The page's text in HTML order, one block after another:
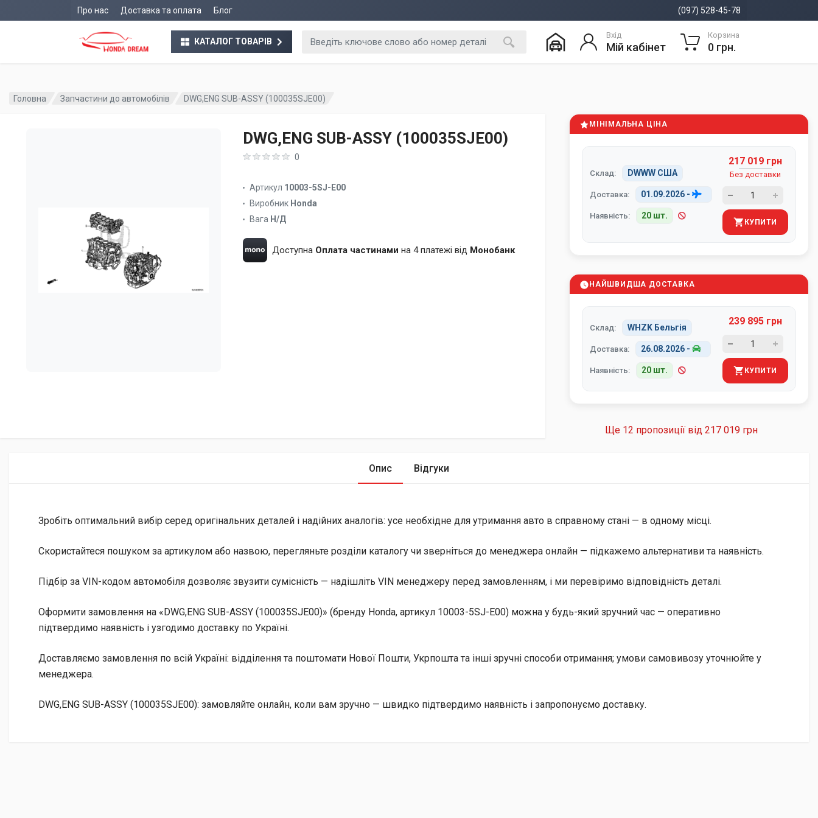
Про нас Доставка та оплата Блог (097) 528-45-78
КАТАЛОГ ТОВАРІВ
Вхід
Мій кабінет
Корзина
0 грн.
Головна Запчастини до автомобілів DWG,ENG SUB-ASSY (100035SJE00)
DWG,ENG SUB-ASSY (100035SJE00)
0
Артикул 10003-5SJ-E00
Виробник Honda
Вага Н/Д
Доступна Оплата частинами на 4 платежі від Монобанк
МІНІМАЛЬНА ЦІНА
Склад: DWWW США
Доставка: 01.09.2026 -
Наявність: 20 шт.
217 019 грн
Без доставки
КУПИТИ
НАЙШВИДША ДОСТАВКА
Склад: WHZK Бельгія
Доставка: 26.08.2026 -
Наявність: 20 шт.
239 895 грн
КУПИТИ
Ще 12 пропозиції від217 019 грн
Опис Відгуки
Зробіть оптимальний вибір серед оригінальних деталей і надійних аналогів: усе необхідне для утримання авто в справному стані — в одному місці.
Скористайтеся пошуком за артикулом або назвою, перегляньте розділи каталогу чи зверніться до менеджера онлайн — підкажемо альтернативи та наявність.
Підбір за VIN-кодом автомобіля дозволяє звузити сумісність — надішліть VIN менеджеру перед замовленням, і ми перевіримо відповідність деталі.
Оформити замовлення на «DWG,ENG SUB-ASSY (100035SJE00)» (бренду Honda, артикул 10003-5SJ-E00) можна у будь-який зручний час — оперативно
підтвердимо наявність і узгодимо доставку по Україні.
Доставляємо замовлення по всій Україні: відділення та поштомати Нової Пошти, Укрпошта та інші зручні способи отримання; умови самовивозу уточнюйте у
менеджера.
DWG,ENG SUB-ASSY (100035SJE00): замовляйте онлайн, коли вам зручно — швидко підтвердимо наявність і запропонуємо доставку.